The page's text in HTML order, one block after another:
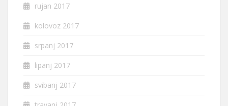
rujan 2017
kolovoz 2017
srpanj 2017
lipanj 2017
svibanj 2017